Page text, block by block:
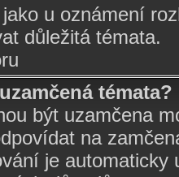
u oznámení
důležitá témata.
témata?
být uzamčena
na
je